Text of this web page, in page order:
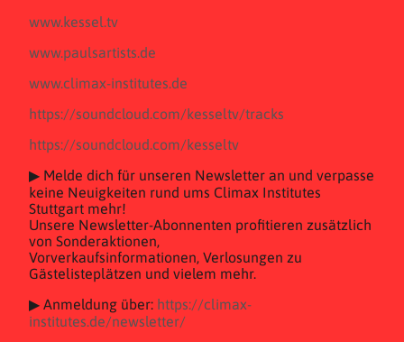
www.kessel.tv
www.paulsartists.de
www.climax-institutes.de
https://soundcloud.com/kesseltv/tracks
https://soundcloud.com/kesseltv
▶ Melde dich für unseren Newsletter an und verpasse
keine Neuigkeiten rund ums Climax Institutes
Stuttgart mehr!
Unsere Newsletter-Abonnenten profitieren zusätzlich
von Sonderaktionen,
Vorverkaufsinformationen, Verlosungen zu
Gästelisteplätzen und vielem mehr.
▶ Anmeldung über: https://climax-
institutes.de/newsletter/